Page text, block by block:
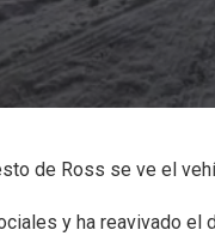
de Ross se ve el
y ha reavivado